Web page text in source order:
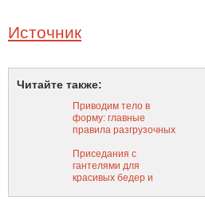
Источник
Читайте также:
Приводим тело в
форму: главные
правила разгрузочных
Приседания с
гантелями для
красивых бедер и